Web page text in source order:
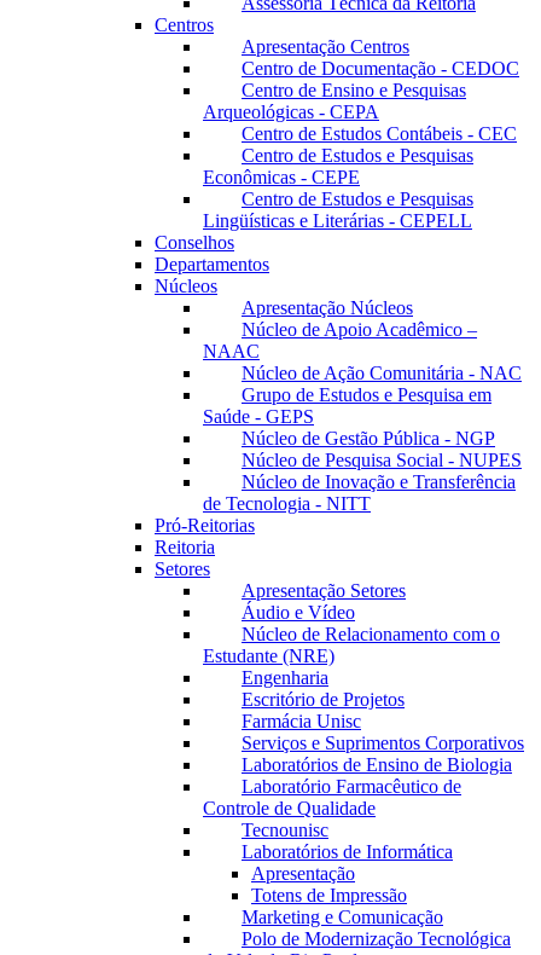
Centros
Apresentação Centros
Centro de Documentação - CEDOC
Centro de Ensino e Pesquisas
Arqueológicas - CEPA
Centro de Estudos Contábeis - CEC
Centro de Estudos e Pesquisas
Econômicas - CEPE
Centro de Estudos e Pesquisas
Lingüísticas e Literárias - CEPELL
Conselhos
Departamentos
Núcleos
Apresentação Núcleos
Núcleo de Apoio Acadêmico –
NAAC
Núcleo de Ação Comunitária - NAC
Grupo de Estudos e Pesquisa em
Saúde - GEPS
Núcleo de Gestão Pública - NGP
Núcleo de Pesquisa Social - NUPES
Núcleo de Inovação e Transferência
de Tecnologia - NITT
Pró-Reitorias
Reitoria
Setores
Apresentação Setores
Áudio e Vídeo
Núcleo de Relacionamento com o
Estudante (NRE)
Engenharia
Escritório de Projetos
Farmácia Unisc
Serviços e Suprimentos Corporativos
Laboratórios de Ensino de Biologia
Laboratório Farmacêutico de
Controle de Qualidade
Tecnounisc
Laboratórios de Informática
Apresentação
Totens de Impressão
Marketing e Comunicação
Polo de Modernização Tecnológica